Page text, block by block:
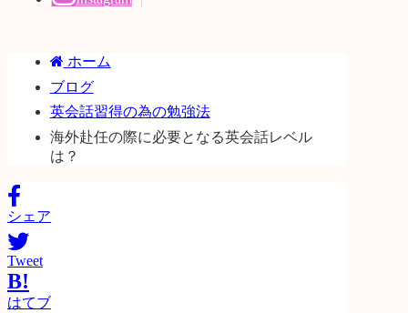
ホーム
ブログ
英会話習得の為の勉強法
海外赴任の際に必要となる英会話レベル
は？
シェア
Tweet
B!
はてブ